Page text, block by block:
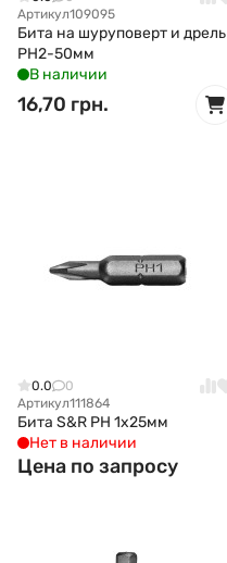
Артикул109095
Бита на шуруповерт и дрель
РH2-50мм
В наличии
16,70 грн.
0.0
0
Артикул111864
Бита S&R PH 1х25мм
Нет в наличии
Цена по запросу